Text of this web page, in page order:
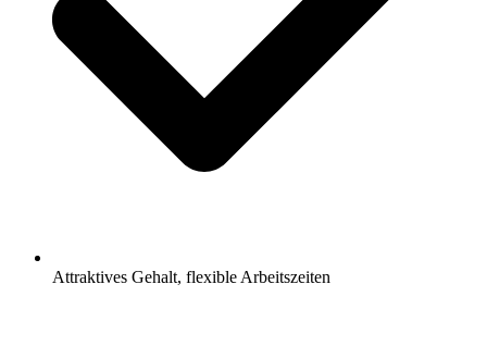
Attraktives Gehalt, flexible Arbeitszeiten